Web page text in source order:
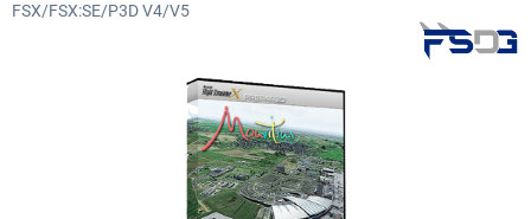
FSX/FSX:SE/P3D V4/V5